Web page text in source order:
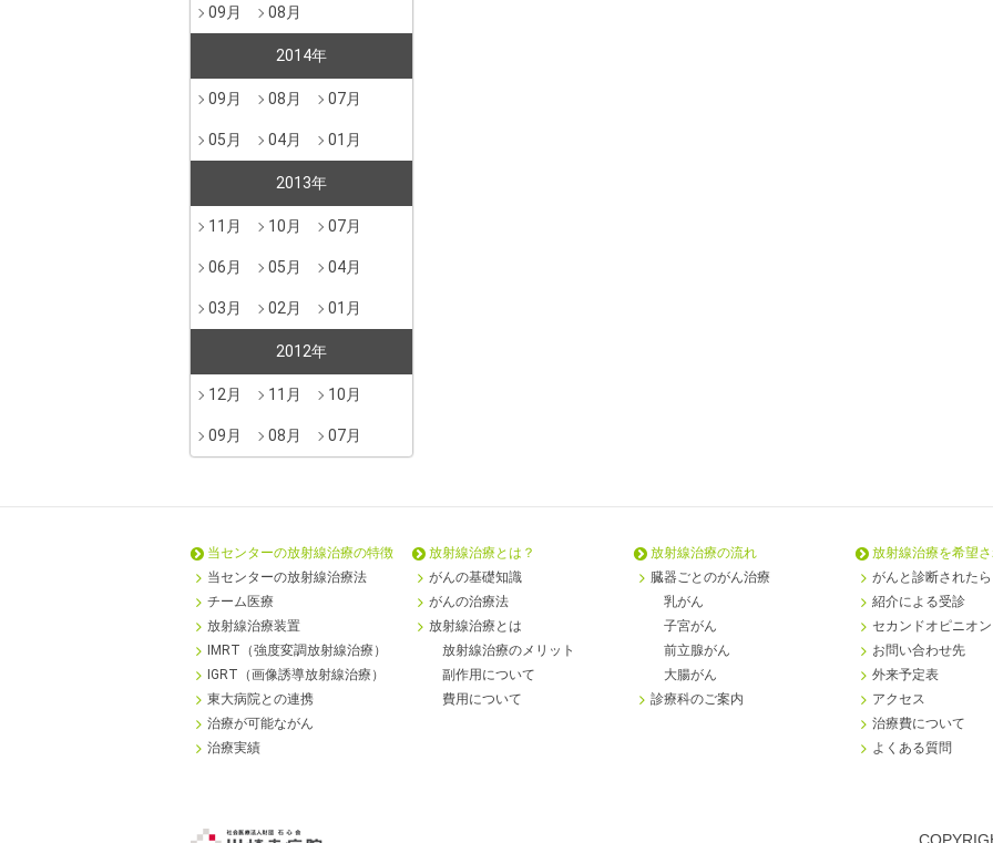
09月 08月
2014年
09月 08月 07月
05月 04月 01月
2013年
11月 10月 07月
06月 05月 04月
03月 02月 01月
2012年
12月 11月 10月
09月 08月 07月
当センターの放射線治療の特徴
当センターの放射線治療法
チーム医療
放射線治療装置
IMRT（強度変調放射線治療）
IGRT（画像誘導放射線治療）
東大病院との連携
治療が可能ながん
治療実績
放射線治療とは？
がんの基礎知識
がんの治療法
放射線治療とは
放射線治療のメリット
副作用について
費用について
放射線治療の流れ
臓器ごとのがん治療
乳がん
子宮がん
前立腺がん
大腸がん
診療科のご案内
放射線治療を希望
がんと診断されたら
紹介による受診
セカンドオピニオン
お問い合わせ先
外来予定表
アクセス
治療費について
よくある質問